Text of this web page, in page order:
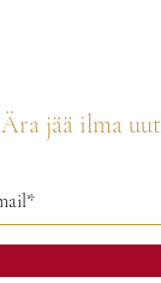
Ära jää ilma